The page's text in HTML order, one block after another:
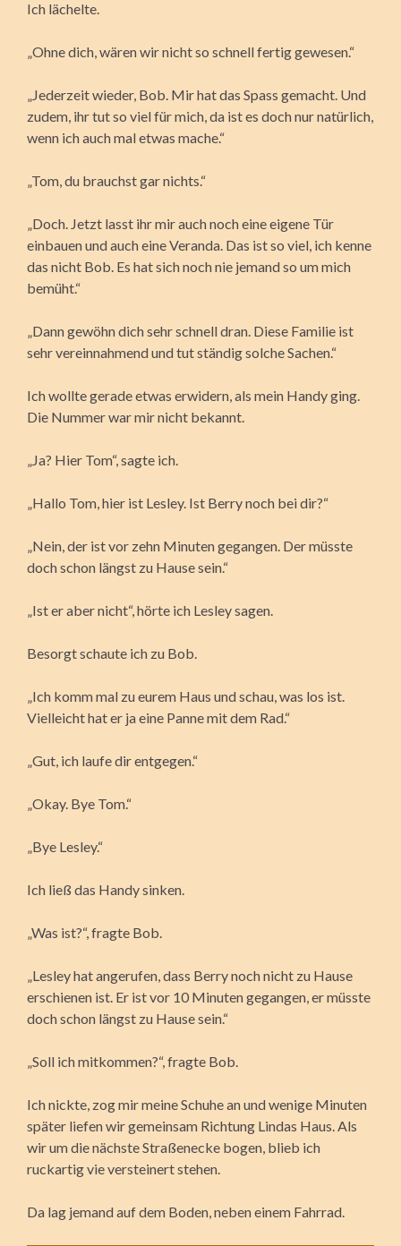
Ich lächelte.
„Ohne dich, wären wir nicht so schnell fertig gewesen.“
„Jederzeit wieder, Bob. Mir hat das Spass gemacht. Und
zudem, ihr tut so viel für mich, da ist es doch nur natürlich,
wenn ich auch mal etwas mache.“
„Tom, du brauchst gar nichts.“
„Doch. Jetzt lasst ihr mir auch noch eine eigene Tür
einbauen und auch eine Veranda. Das ist so viel, ich kenne
das nicht Bob. Es hat sich noch nie jemand so um mich
bemüht.“
„Dann gewöhn dich sehr schnell dran. Diese Familie ist
sehr vereinnahmend und tut ständig solche Sachen.“
Ich wollte gerade etwas erwidern, als mein Handy ging.
Die Nummer war mir nicht bekannt.
„Ja? Hier Tom“, sagte ich.
„Hallo Tom, hier ist Lesley. Ist Berry noch bei dir?“
„Nein, der ist vor zehn Minuten gegangen. Der müsste
doch schon längst zu Hause sein.“
„Ist er aber nicht“, hörte ich Lesley sagen.
Besorgt schaute ich zu Bob.
„Ich komm mal zu eurem Haus und schau, was los ist.
Vielleicht hat er ja eine Panne mit dem Rad.“
„Gut, ich laufe dir entgegen.“
„Okay. Bye Tom.“
„Bye Lesley.“
Ich ließ das Handy sinken.
„Was ist?“, fragte Bob.
„Lesley hat angerufen, dass Berry noch nicht zu Hause
erschienen ist. Er ist vor 10 Minuten gegangen, er müsste
doch schon längst zu Hause sein.“
„Soll ich mitkommen?“, fragte Bob.
Ich nickte, zog mir meine Schuhe an und wenige Minuten
später liefen wir gemeinsam Richtung Lindas Haus. Als
wir um die nächste Straßenecke bogen, blieb ich
ruckartig vie versteinert stehen.
Da lag jemand auf dem Boden, neben einem Fahrrad.